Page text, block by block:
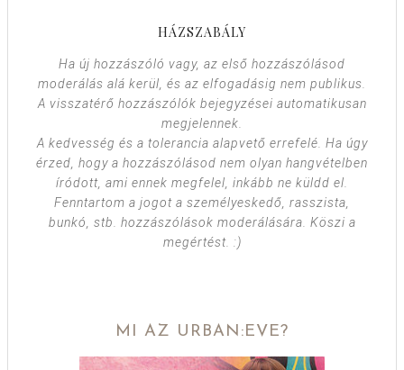
HÁZSZABÁLY
Ha új hozzászóló vagy, az első hozzászólásod
moderálás alá kerül, és az elfogadásig nem publikus.
A visszatérő hozzászólók bejegyzései automatikusan
megjelennek.
A kedvesség és a tolerancia alapvető errefelé. Ha úgy
érzed, hogy a hozzászólásod nem olyan hangvételben
íródott, ami ennek megfelel, inkább ne küldd el.
Fenntartom a jogot a személyeskedő, rasszista,
bunkó, stb. hozzászólások moderálására. Köszi a
megértést. :)
MI AZ URBAN:EVE?